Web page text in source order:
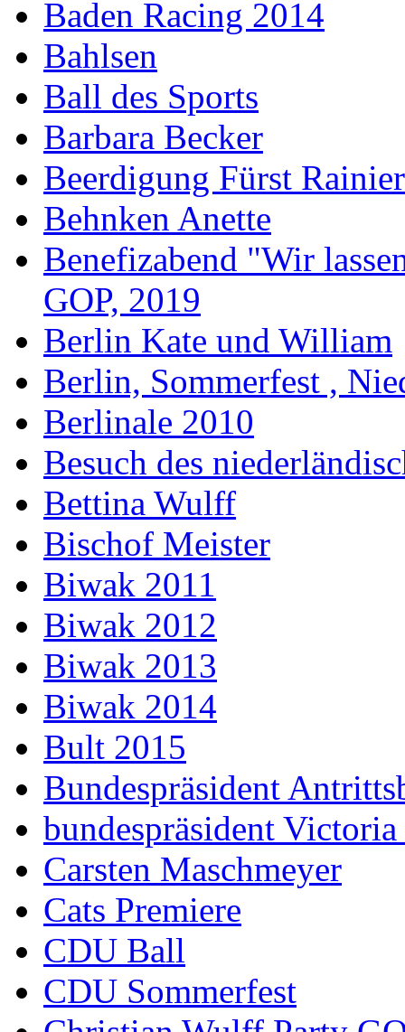
Baden Racing 2014
Bahlsen
Ball des Sports
Barbara Becker
Beerdigung Fürst Rainier
Behnken Anette
Benefizabend "Wir
GOP, 2019
Berlin Kate und William
Berlin, Sommerfest ,
Berlinale 2010
Besuch des
Bettina Wulff
Bischof Meister
Biwak 2011
Biwak 2012
Biwak 2013
Biwak 2014
Bult 2015
Bundespräsident
bundespräsident
Carsten Maschmeyer
Cats Premiere
CDU Ball
CDU Sommerfest